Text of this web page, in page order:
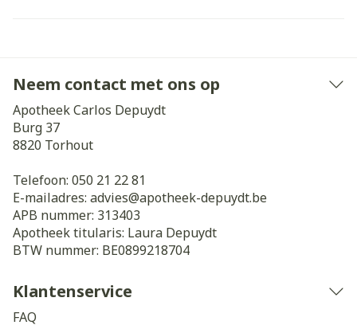
Neem contact met ons op
Apotheek Carlos Depuydt
Burg 37
8820 Torhout
Telefoon: 050 21 22 81
E-mailadres: advies@apotheek-depuydt.be
APB nummer: 313403
Apotheek titularis: Laura Depuydt
BTW nummer: BE0899218704
Klantenservice
FAQ